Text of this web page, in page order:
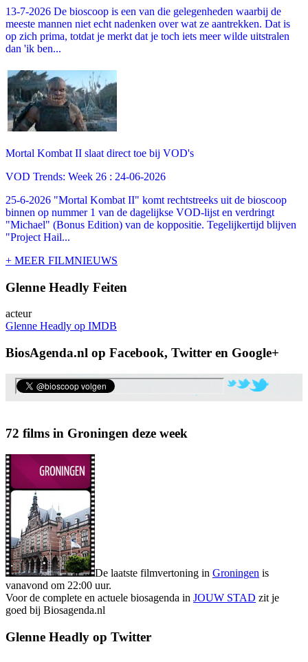
13-7-2026 De bioscoop is een van die gelegenheden waarbij de
meeste mannen niet echt nadenken over wat ze aantrekken. Dat is
op zich prima, totdat je merkt dat je toch iets meer wilde uitstralen
dan 'ik ben...
Mortal Kombat II slaat direct toe bij VOD's
VOD Trends: Week 26 : 24-06-2026
25-6-2026 "Mortal Kombat II" komt rechtstreeks uit de bioscoop
binnen op nummer 1 van de dagelijkse VOD-lijst en verdringt
"Michael" (Bonus Edition) van de koppositie. Tegelijkertijd blijven
"Project Hail...
+ MEER FILMNIEUWS
Glenne Headly Feiten
acteur
Glenne Headly op IMDB
BiosAgenda.nl op Facebook, Twitter en Google+
72 films in Groningen deze week
De laatste filmvertoning in Groningen is
vanavond om 22:00 uur.
Voor de complete en actuele biosagenda in JOUW STAD zit je
goed bij Biosagenda.nl
Glenne Headly op Twitter